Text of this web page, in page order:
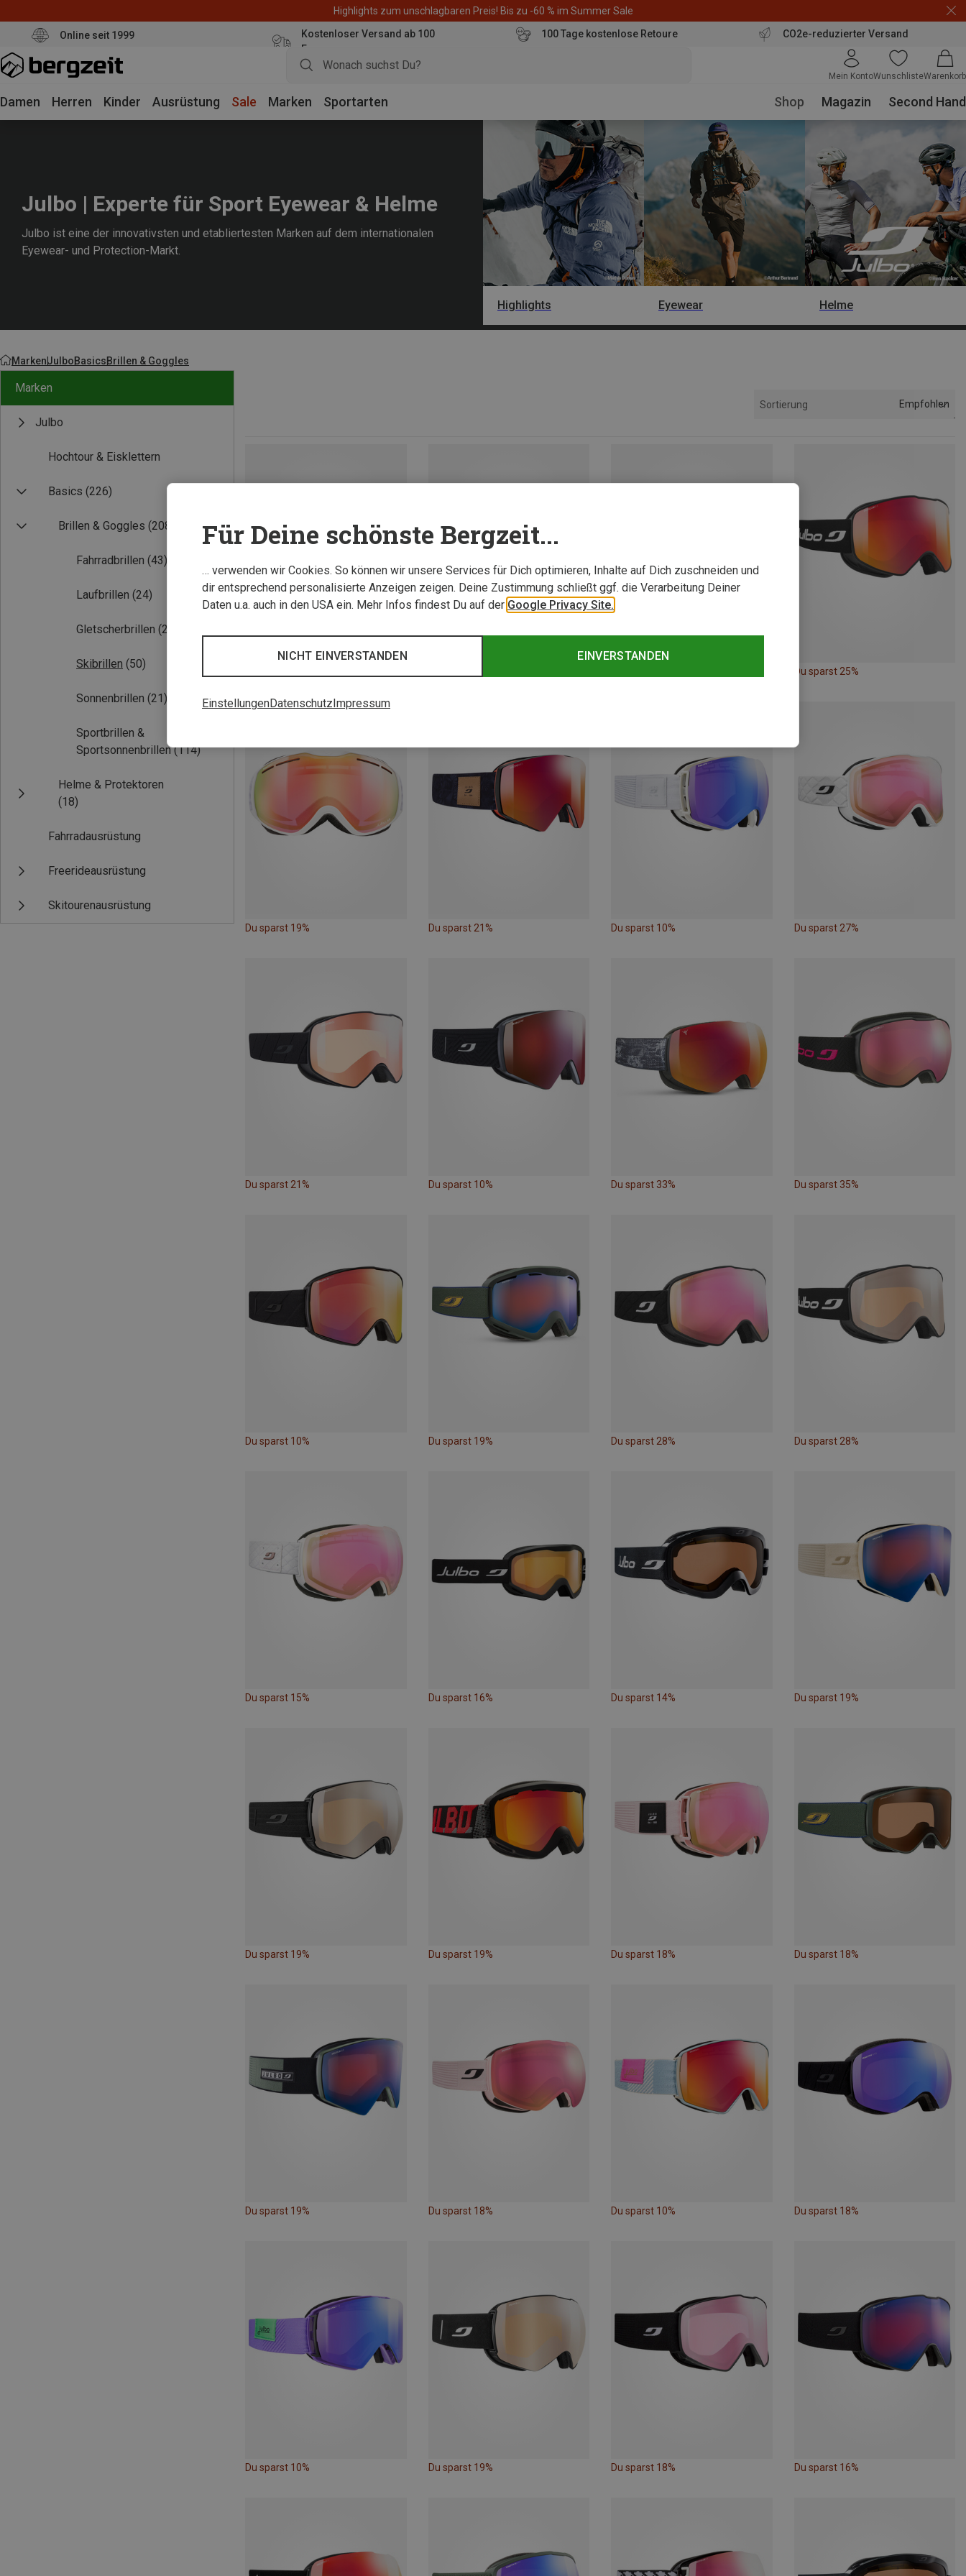
Highlights zum unschlagbaren Preis! Bis zu -60 % im Summer Sale
Online seit 1999
Kostenloser Versand ab 100
Euro
100 Tage kostenlose Retoure CO2e-reduzierter Versand
Mein KontoWunschlisteWarenkorb
Damen Herren Kinder Ausrüstung Sale Marken Sportarten Shop Magazin Second Hand
Julbo | Experte für Sport Eyewear & Helme
Julbo ist eine der innovativsten und etabliertesten Marken auf dem internationalen
Eyewear- und Protection-Markt.
Highlights Eyewear Helme
MarkenJulboBasicsBrillen & Goggles
Marken
Julbo
Hochtour & Eisklettern
Basics (226)
Brillen & Goggles (208)
Fahrradbrillen (43)
Laufbrillen (24)
Gletscherbrillen (23)
Skibrillen (50)
Sonnenbrillen (21)
Sportbrillen &
Sportsonnenbrillen (114)
Helme & Protektoren
(18)
Fahrradausrüstung
Freerideausrüstung
Skitourenausrüstung
Sortierung Empfohlen
Du sparst 25%
Du sparst 19% Du sparst 21% Du sparst 10% Du sparst 27%
Du sparst 21% Du sparst 10% Du sparst 33% Du sparst 35%
Du sparst 10% Du sparst 19% Du sparst 28% Du sparst 28%
Du sparst 15% Du sparst 16% Du sparst 14% Du sparst 19%
Du sparst 19% Du sparst 19% Du sparst 18% Du sparst 18%
Du sparst 19% Du sparst 18% Du sparst 10% Du sparst 18%
Du sparst 10% Du sparst 19% Du sparst 18% Du sparst 16%
Für Deine schönste Bergzeit...
… verwenden wir Cookies. So können wir unsere Services für Dich optimieren, Inhalte auf Dich zuschneiden und
dir entsprechend personalisierte Anzeigen zeigen. Deine Zustimmung schließt ggf. die Verarbeitung Deiner
Daten u.a. auch in den USA ein. Mehr Infos findest Du auf der Google Privacy Site.
EINVERSTANDEN
NICHT EINVERSTANDEN
EinstellungenDatenschutzImpressum